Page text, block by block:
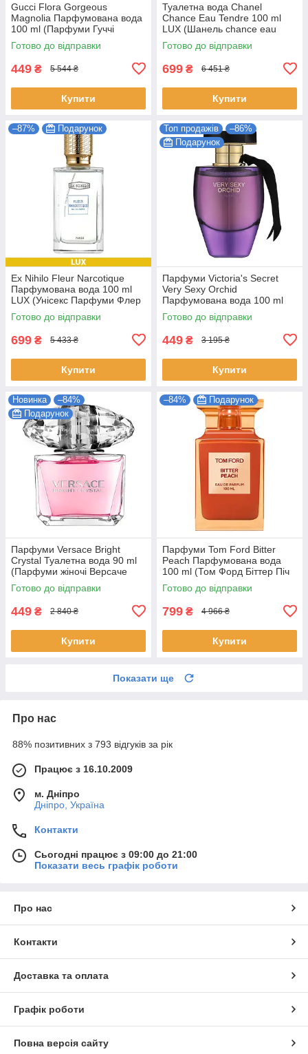
Gucci Flora Gorgeous
Magnolia Парфумована вода
100 ml (Парфуми Гуччі
Флора Горджес Магнолія
Парфуми Жіночі)
Готово до відправки
449 ₴ 5 544 ₴
Купити
Туалетна вода Chanel
Chance Eau Tendre 100 ml
LUX (Шанель chance eau
tendre Парфуми тендер
Жіночі)
Готово до відправки
699 ₴ 6 451 ₴
Купити
–87% Подарунок
Ex Nihilo Fleur Narcotique
Парфумована вода 100 ml
LUX (Унісекс Парфуми Флер
Наркотика EDP)
Готово до відправки
699 ₴ 5 433 ₴
Купити
Топ продажів
–86%
Подарунок
Парфуми Victoria's Secret
Very Sexy Orchid
Парфумована вода 100 ml
(Victoria's Secret Very Sexy
Orchid Жіночі)
Готово до відправки
449 ₴ 3 195 ₴
Купити
Новинка
–84%
Подарунок
Парфуми Versace Bright
Crystal Туалетна вода 90 ml
(Парфуми жіночі Версаче
Брайт Крістал Парфуми)
Готово до відправки
449 ₴ 2 840 ₴
Купити
–84% Подарунок
Парфуми Tom Ford Bitter
Peach Парфумована вода
100 ml (Том Форд Біттер Піч
bitter peach tom ford)
Готово до відправки
799 ₴ 4 966 ₴
Купити
Показати ще
Про нас
88% позитивних з 793 відгуків за рік
Працює з 16.10.2009
м. Дніпро
Дніпро, Україна
Контакти
Сьогодні працює з 09:00 до 21:00
Показати весь графік роботи
Про нас
Контакти
Доставка та оплата
Графік роботи
Повна версія сайту